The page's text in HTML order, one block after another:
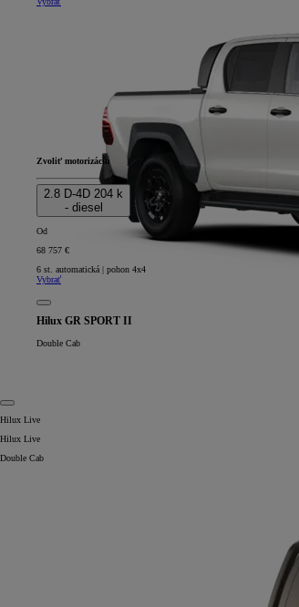
Corolla Sedan
Hilux GR SPORT II
Double Cab
Zvoliť motorizáciu
2.8 D-4D 204 k
- diesel
Od
68 757 €
6 st. automatická | pohon 4x4
Vybrať
Hilux Live
Hilux Live
Double Cab